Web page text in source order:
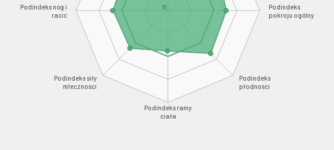
Podindeks
pokroju ogólny
Podindeks
płodności
Podindeks ramy
ciała
Podindeks siły
mleczności
Podindeks nóg i
racic
0